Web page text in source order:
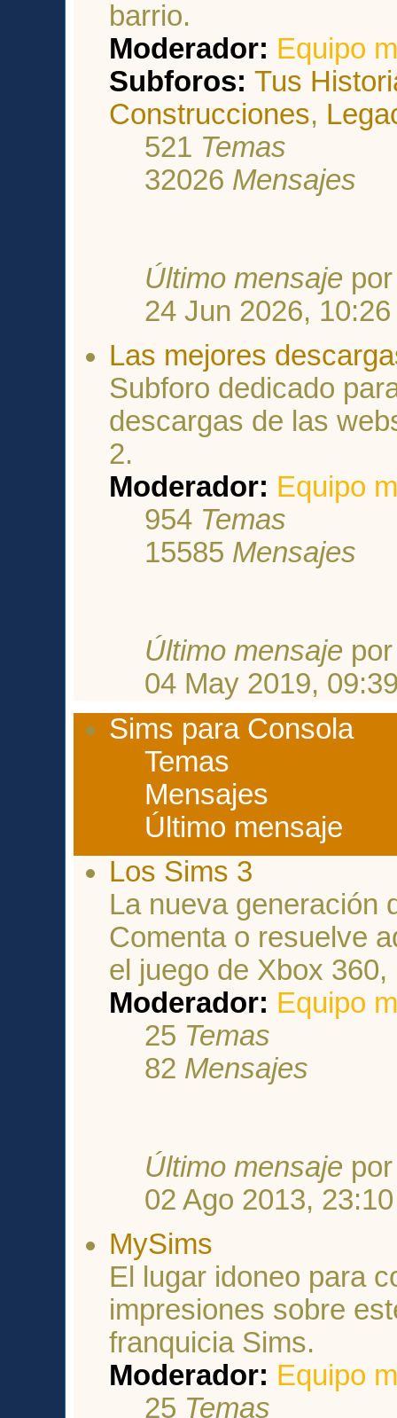
barrio.
Moderador: Equipo
Subforos:Tus
Construcciones,
521 Temas
32026 Mensajes
Último mensaje
24 Jun 2026, 10:26
Las mejores
Subforo dedicado
descargas de las
2.
Moderador: Equipo
954 Temas
15585 Mensajes
Último mensaje
04 May 2019,
Sims para Consola
Temas
Mensajes
Último mensaje
Los Sims 3
La nueva generación
Comenta o resuelve
el juego de Xbox
Moderador: Equipo
25 Temas
82 Mensajes
Último mensaje
02 Ago 2013, 23:10
MySims
El lugar idoneo para
impresiones sobre
franquicia Sims.
Moderador: Equipo
25 Temas